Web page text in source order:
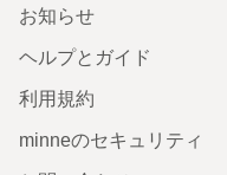
お知らせ
ヘルプとガイド
利用規約
minneのセキュリティ